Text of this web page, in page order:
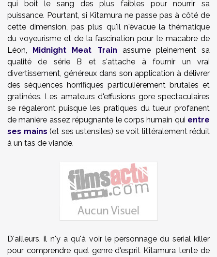
qui boit le sang des plus faibles pour nourrir sa
puissance. Pourtant, si Kitamura ne passe pas à côté de
cette dimension, pas plus qu'il n'évacue la thématique
du voyeurisme et de la fascination pour le macabre de
Léon, Midnight Meat Train assume pleinement sa
qualité de série B et s'attache à fournir un vrai
divertissement, généreux dans son application à délivrer
des séquences horrifiques particulièrement brutales et
gratinées. Les amateurs d'effusions gore spectaculaires
se régaleront puisque les pratiques du tueur profanent
de manière assez répugnante le corps humain qui entre
ses mains (et ses ustensiles) se voit littéralement réduit
à un tas de viande.
D'ailleurs, il n'y a qu'à voir le personnage du serial killer
pour comprendre quel genre d'esprit Kitamura tente de